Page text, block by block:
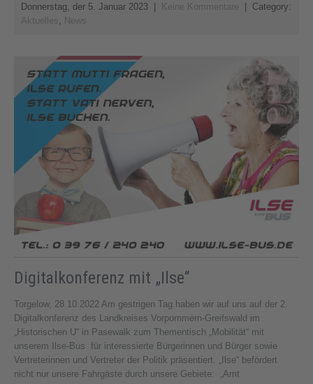
Donnerstag, der 5. Januar 2023 Keine Kommentare
| Category:
Aktuelles
News
Digitalkonferenz mit „Ilse“
Torgelow, 28.10.2022 Am gestrigen Tag haben wir auf uns auf der 2.
Digitalkonferenz des Landkreises Vorpommern-Greifswald im
„Historischen U“ in Pasewalk zum Thementisch „Mobilität“ mit
unserem Ilse-Bus für interessierte Bürgerinnen und Bürger sowie
Vertreterinnen und Vertreter der Politik präsentiert. „Ilse“ befördert
nicht nur unsere Fahrgäste durch unsere Gebiete: „Amt